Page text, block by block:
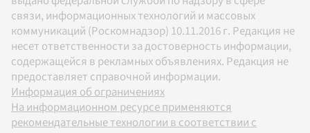
связи, информационных технологий и массовых
коммуникаций (Роскомнадзор) 10.11.2016 г. Редакция не
несет ответственности за достоверность информации,
содержащейся в рекламных объявлениях. Редакция не
предоставляет справочной информации.
Информация об ограничениях
На информационном ресурсе применяются
рекомендательные технологии в соответствии с